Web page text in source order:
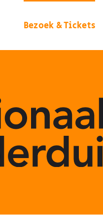
Bezoek & Tickets